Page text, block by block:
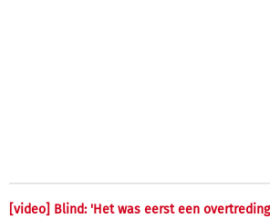
[video] Blind: 'Het was eerst een